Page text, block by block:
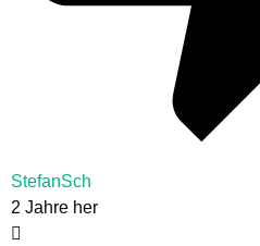
StefanSch
2 Jahre her